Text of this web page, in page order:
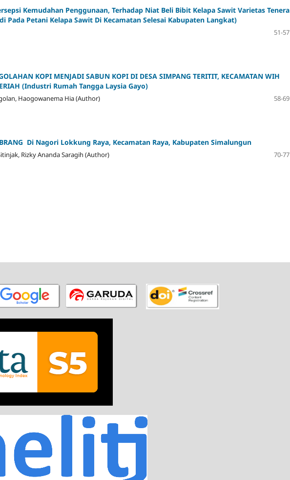
Kemudahan Penggunaan, Terhadap Niat Beli Bibit Kelapa Sawit Varietas Tenera
Pada Petani Kelapa Sawit Di Kecamatan Selesai Kabupaten Langkat)
51-57
KOPI MENJADI SABUN KOPI DI DESA SIMPANG TERITIT, KECAMATAN WIH
(Industri Rumah Tangga Laysia Gayo)
Haogowanema Hia (Author)
58-69
Di Nagori Lokkung Raya, Kecamatan Raya, Kabupaten Simalungun
Rizky Ananda Saragih (Author)
70-77